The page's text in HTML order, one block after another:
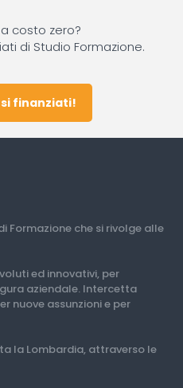
costo zero?
di Studio Formazione.
finanziati!
Formazione che si rivolge alle
ed innovativi, per
aziendale. Intercetta
nuove assunzioni e per
la Lombardia, attraverso le